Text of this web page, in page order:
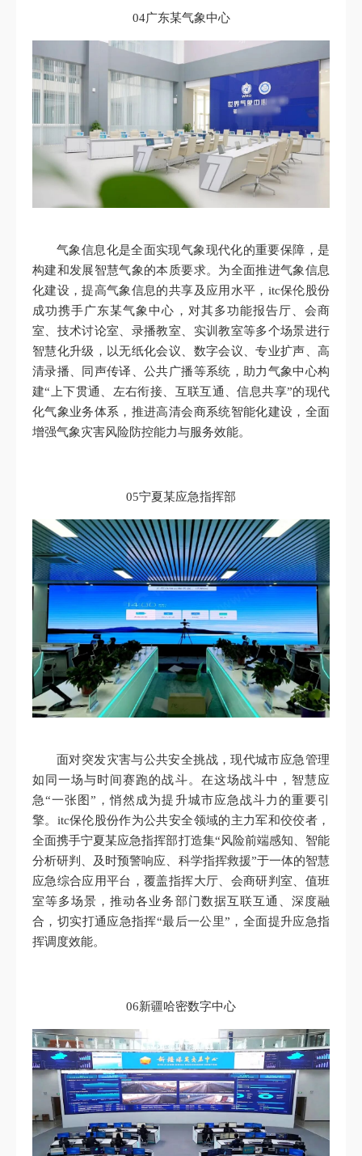
04广东某气象中心
气象信息化是全面实现气象现代化的重要保障，是
构建和发展智慧气象的本质要求。为全面推进气象信息
化建设，提高气象信息的共享及应用水平，itc保伦股份
成功携手广东某气象中心，对其多功能报告厅、会商
室、技术讨论室、录播教室、实训教室等多个场景进行
智慧化升级，以无纸化会议、数字会议、专业扩声、高
清录播、同声传译、公共广播等系统，助力气象中心构
建“上下贯通、左右衔接、互联互通、信息共享”的现代
化气象业务体系，推进高清会商系统智能化建设，全面
增强气象灾害风险防控能力与服务效能。
05宁夏某应急指挥部
面对突发灾害与公共安全挑战，现代城市应急管理
如同一场与时间赛跑的战斗。在这场战斗中，智慧应
急“一张图”，悄然成为提升城市应急战斗力的重要引
擎。itc保伦股份作为公共安全领域的主力军和佼佼者，
全面携手宁夏某应急指挥部打造集“风险前端感知、智能
分析研判、及时预警响应、科学指挥救援”于一体的智慧
应急综合应用平台，覆盖指挥大厅、会商研判室、值班
室等多场景，推动各业务部门数据互联互通、深度融
合，切实打通应急指挥“最后一公里”，全面提升应急指
挥调度效能。
06新疆哈密数字中心